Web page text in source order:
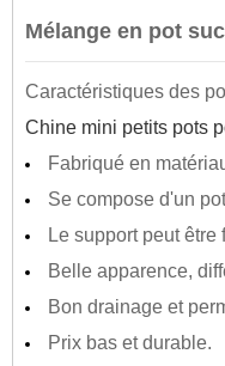
Mélange en pot
Caractéristiques des
Chine mini petits pots
Fabriqué en
Se compose d'un
Le support peut
Belle apparence,
Bon drainage et
Prix ​​bas et durable.